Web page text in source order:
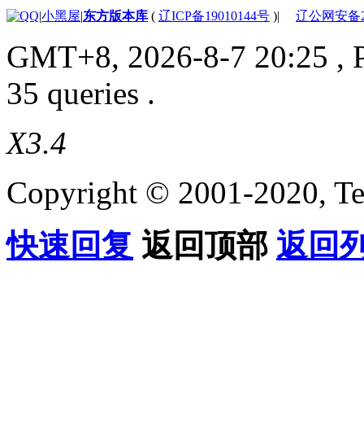
|小黑屋|东方版本库 ( 辽ICP备19010144号 )| 辽公网安备
GMT+8, 2026-8-7 20:25 ,
35 queries .
X3.4
Copyright © 2001-2020,
快速回复 返回顶部 返回